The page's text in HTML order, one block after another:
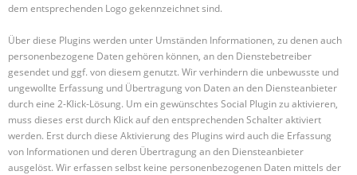
dem entsprechenden Logo gekennzeichnet sind.
Über diese Plugins werden unter Umständen Informationen, zu denen auch
personenbezogene Daten gehören können, an den Dienstebetreiber
gesendet und ggf. von diesem genutzt. Wir verhindern die unbewusste und
ungewollte Erfassung und Übertragung von Daten an den Diensteanbieter
durch eine 2-Klick-Lösung. Um ein gewünschtes Social Plugin zu aktivieren,
muss dieses erst durch Klick auf den entsprechenden Schalter aktiviert
werden. Erst durch diese Aktivierung des Plugins wird auch die Erfassung
von Informationen und deren Übertragung an den Diensteanbieter
ausgelöst. Wir erfassen selbst keine personenbezogenen Daten mittels der